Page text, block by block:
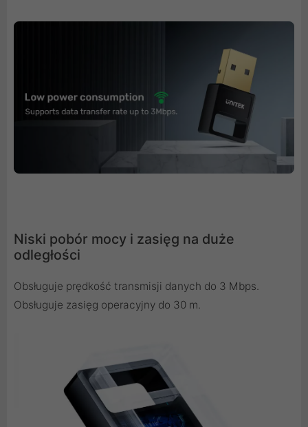
Niski pobór mocy i zasięg na duże
odległości
Obsługuje prędkość transmisji danych do 3 Mbps.
Obsługuje zasięg operacyjny do 30 m.